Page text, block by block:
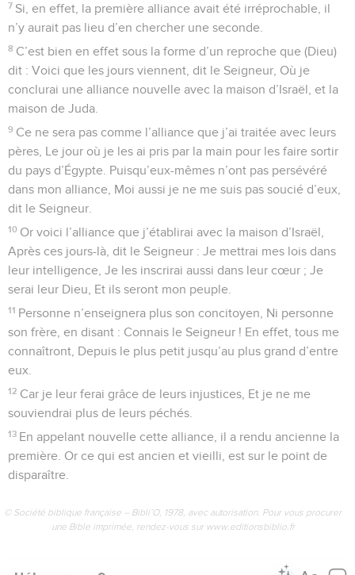
inaugurée sans (effusion de) sang.
19 En effet, Moïse, après avoir énoncé pour tout le peuple
chaque commandement selon la loi, prit le sang des veaux
et des boucs avec de l’eau, de la laine écarlate et de
l’hysope, et aspergea le livre lui-même et tout le peuple, en
disant :
Ceci est le sang de l’alliance que Dieu a ordonnée pour
vous.
21 Et de la même manière, il aspergea de sang le tabernacle
et tous les objets du culte.
22 Selon la loi, presque tout est purifié avec du sang ; et sans
effusion de sang, il n’y a pas de pardon.
Le sacrifice du Christ enlève les péchés
23
Il était donc nécessaire que, d’une part, les
représentations des réalités célestes soient purifiées de la
sorte et que d’autre part les réalités célestes elles-mêmes le
soient par de meilleurs sacrifices.
24
main de l’homme, imitation du véritable, mais dans le ciel
même, afin de se présenter maintenant pour nous devant la
face de Dieu.
25 Il n’y est pas entré afin de s’offrir plusieurs fois, comme le
souverain sacrificateur entre chaque année dans le
car alors, le Christ aurait dû souffrir plusieurs fois depuis la